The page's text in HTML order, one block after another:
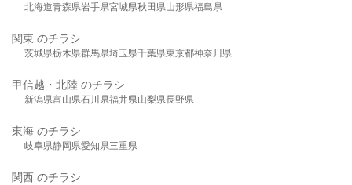
北海道青森県岩手県宮城県秋田県山形県福島県
関東 のチラシ
茨城県栃木県群馬県埼玉県千葉県東京都神奈川県
甲信越・北陸 のチラシ
新潟県富山県石川県福井県山梨県長野県
東海 のチラシ
岐阜県静岡県愛知県三重県
関西 のチラシ